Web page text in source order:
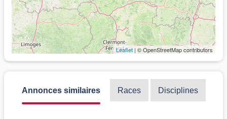
Leaflet| © OpenStreetMap contributors
Annonces similaires Races Disciplines